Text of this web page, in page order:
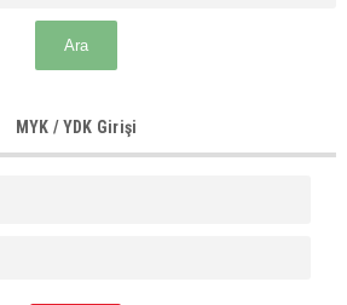
MYK / YDK Girişi